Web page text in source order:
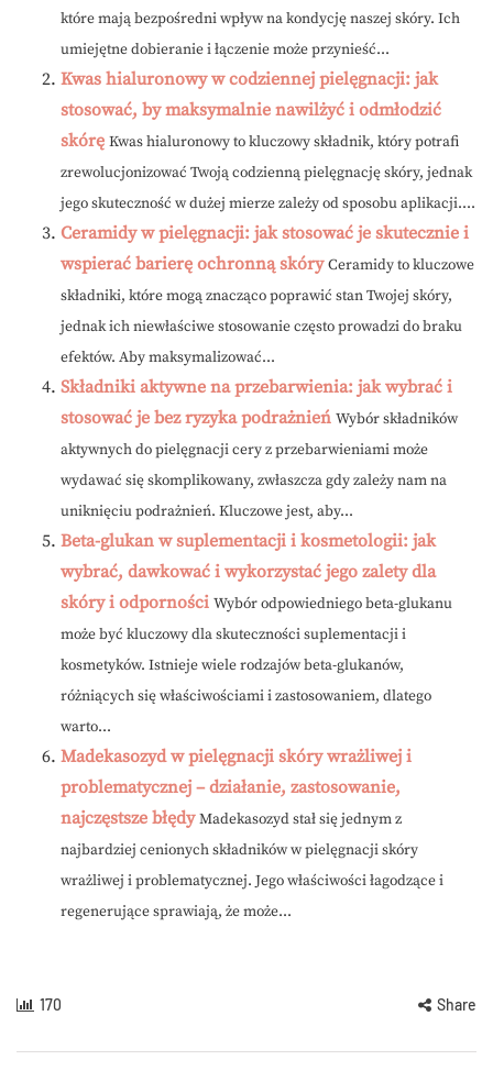
które mają bezpośredni wpływ na kondycję naszej skóry. Ich
umiejętne dobieranie i łączenie może przynieść...
Kwas hialuronowy w codziennej pielęgnacji: jak
stosować, by maksymalnie nawilżyć i odmłodzić
skórę Kwas hialuronowy to kluczowy składnik, który potrafi
zrewolucjonizować Twoją codzienną pielęgnację skóry, jednak
jego skuteczność w dużej mierze zależy od sposobu aplikacji....
Ceramidy w pielęgnacji: jak stosować je skutecznie i
wspierać barierę ochronną skóry Ceramidy to kluczowe
składniki, które mogą znacząco poprawić stan Twojej skóry,
jednak ich niewłaściwe stosowanie często prowadzi do braku
efektów. Aby maksymalizować...
Składniki aktywne na przebarwienia: jak wybrać i
stosować je bez ryzyka podrażnień Wybór składników
aktywnych do pielęgnacji cery z przebarwieniami może
wydawać się skomplikowany, zwłaszcza gdy zależy nam na
uniknięciu podrażnień. Kluczowe jest, aby...
Beta-glukan w suplementacji i kosmetologii: jak
wybrać, dawkować i wykorzystać jego zalety dla
skóry i odporności Wybór odpowiedniego beta-glukanu
może być kluczowy dla skuteczności suplementacji i
kosmetyków. Istnieje wiele rodzajów beta-glukanów,
różniących się właściwościami i zastosowaniem, dlatego
warto...
Madekasozyd w pielęgnacji skóry wrażliwej i
problematycznej – działanie, zastosowanie,
najczęstsze błędy Madekasozyd stał się jednym z
najbardziej cenionych składników w pielęgnacji skóry
wrażliwej i problematycznej. Jego właściwości łagodzące i
regenerujące sprawiają, że może...
170 Share